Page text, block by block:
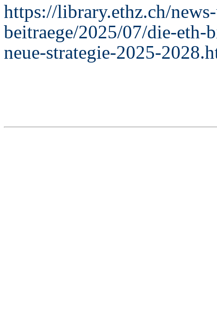
https://library.ethz.ch/
beitraege/2025/07/die-
neue-strategie-2025-